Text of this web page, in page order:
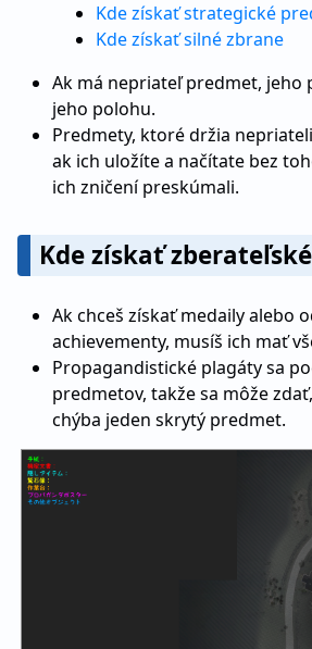
Kde získať strategické
Kde získať silné zbrane
Ak má nepriateľ predmet, jeho
jeho polohu.
Predmety, ktoré držia
ak ich uložíte a načítate bez
ich zničení preskúmali.
Kde získať
Ak chceš získať medaily alebo
achievementy, musíš ich mať
Propagandistické plagáty sa
predmetov, takže sa môže
chýba jeden skrytý predmet.